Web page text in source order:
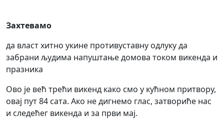
Захтевамо
да власт хитно укине противуставну одлуку да
забрани људима напуштање домова током викенда и
празника
Ово је већ трећи викенд како смо у кућном притвору,
овај пут 84 сата. Ако не дигнемо глас, затвориће нас
и следећег викенда и за први мај.